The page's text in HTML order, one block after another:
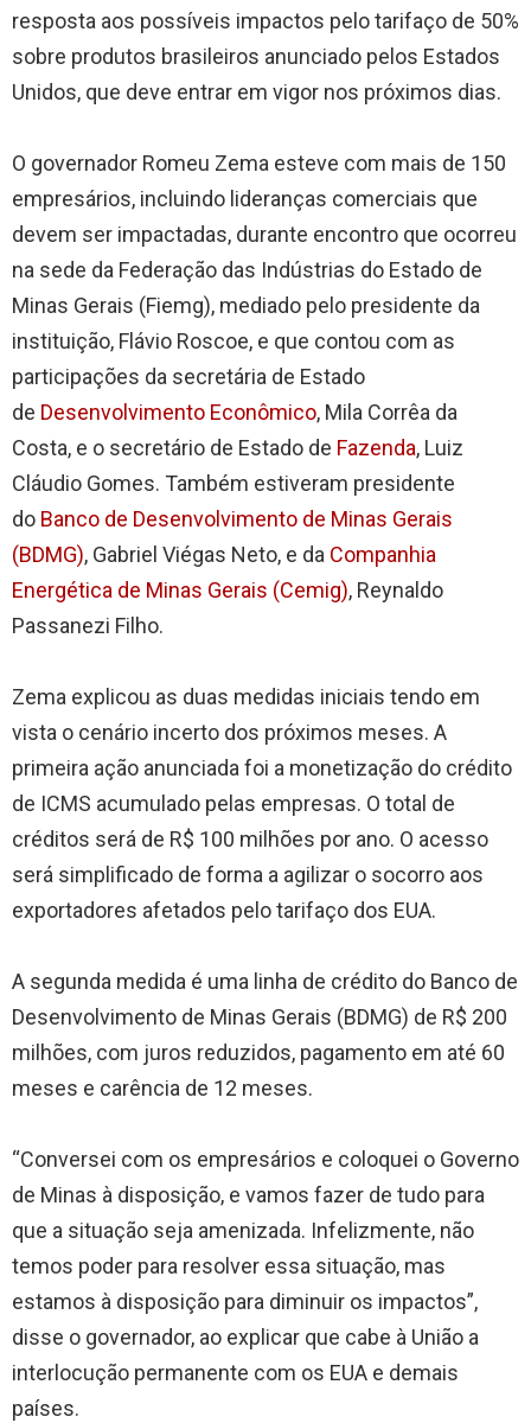
resposta aos possíveis impactos pelo tarifaço de 50%
sobre produtos brasileiros anunciado pelos Estados
Unidos, que deve entrar em vigor nos próximos dias.
O governador Romeu Zema esteve com mais de 150
empresários, incluindo lideranças comerciais que
devem ser impactadas, durante encontro que ocorreu
na sede da Federação das Indústrias do Estado de
Minas Gerais (Fiemg), mediado pelo presidente da
instituição, Flávio Roscoe, e que contou com as
participações da secretária de Estado
de Desenvolvimento Econômico, Mila Corrêa da
Costa, e o secretário de Estado de Fazenda, Luiz
Cláudio Gomes. Também estiveram presidente
do Banco de Desenvolvimento de Minas Gerais
(BDMG), Gabriel Viégas Neto, e da Companhia
Energética de Minas Gerais (Cemig), Reynaldo
Passanezi Filho.
Zema explicou as duas medidas iniciais tendo em
vista o cenário incerto dos próximos meses. A
primeira ação anunciada foi a monetização do crédito
de ICMS acumulado pelas empresas. O total de
créditos será de R$ 100 milhões por ano. O acesso
será simplificado de forma a agilizar o socorro aos
exportadores afetados pelo tarifaço dos EUA.
A segunda medida é uma linha de crédito do Banco de
Desenvolvimento de Minas Gerais (BDMG) de R$ 200
milhões, com juros reduzidos, pagamento em até 60
meses e carência de 12 meses.
“Conversei com os empresários e coloquei o Governo
de Minas à disposição, e vamos fazer de tudo para
que a situação seja amenizada. Infelizmente, não
temos poder para resolver essa situação, mas
estamos à disposição para diminuir os impactos”,
disse o governador, ao explicar que cabe à União a
interlocução permanente com os EUA e demais
países.